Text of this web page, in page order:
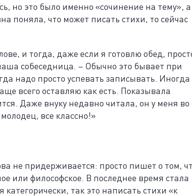
но это было именно «сочинение на тему»,
поняла, что может писать стихи, то сейчас
и тогда, даже если я готовлю обед,
собеседница. – Обычно это бывает при
надо просто успевать записывать. Иногда
всего оставляю как есть. Показывала
Даже внуку недавно читала, он у меня во
все классно!»
не придерживается: просто пишет о том,
или философское. В последнее время стала
так это написать стихи «к